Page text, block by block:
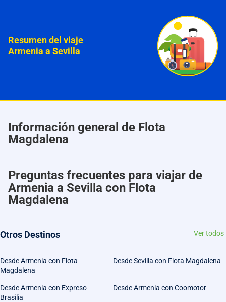
Resumen del viaje
Armenia a Sevilla
Información general de Flota
Magdalena
Preguntas frecuentes para viajar de
Armenia a Sevilla con Flota
Magdalena
Otros Destinos Ver todos
Desde Armenia con Flota
Magdalena
Desde Sevilla con Flota Magdalena
Desde Armenia con Expreso
Brasilia
Desde Armenia con Coomotor